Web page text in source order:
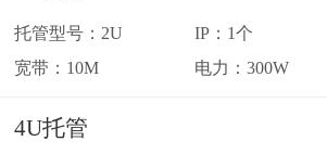
托管型号：2U
宽带：10M
IP：1个
电力：300W
4U托管